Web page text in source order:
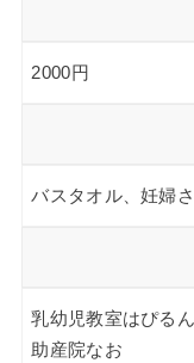
2000円
バスタオル、妊婦
乳幼児教室はぴる
助産院なお